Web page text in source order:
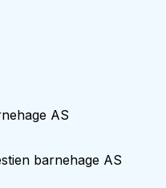
AS
barnehage AS